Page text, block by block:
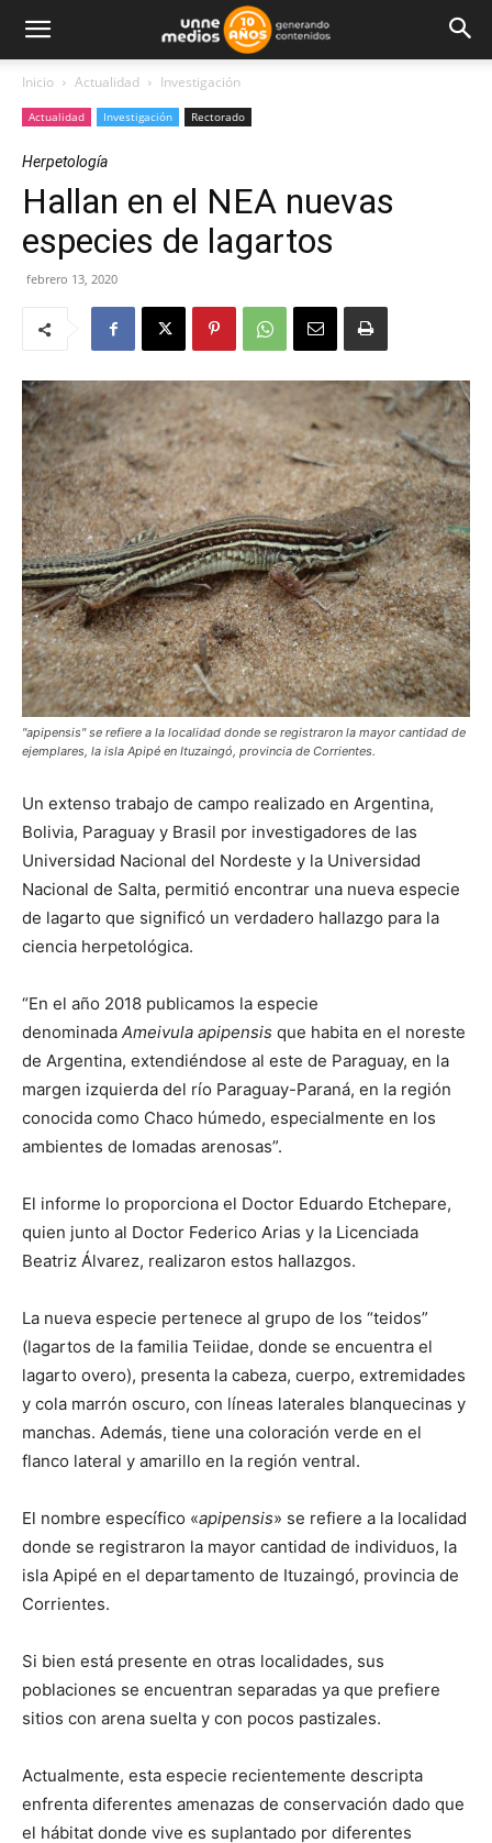
Inicio Actualidad Investigación
Actualidad Investigación Rectorado
Herpetología
Hallan en el NEA nuevas
especies de lagartos
febrero 13, 2020
"apipensis" se refiere a la localidad donde se registraron la mayor cantidad de
ejemplares, la isla Apipé en Ituzaingó, provincia de Corrientes.
Un extenso trabajo de campo realizado en Argentina,
Bolivia, Paraguay y Brasil por investigadores de las
Universidad Nacional del Nordeste y la Universidad
Nacional de Salta, permitió encontrar una nueva especie
de lagarto que significó un verdadero hallazgo para la
ciencia herpetológica.
“En el año 2018 publicamos la especie
denominada Ameivula apipensis que habita en el noreste
de Argentina, extendiéndose al este de Paraguay, en la
margen izquierda del río Paraguay-Paraná, en la región
conocida como Chaco húmedo, especialmente en los
ambientes de lomadas arenosas”.
El informe lo proporciona el Doctor Eduardo Etchepare,
quien junto al Doctor Federico Arias y la Licenciada
Beatriz Álvarez, realizaron estos hallazgos.
La nueva especie pertenece al grupo de los “teidos”
(lagartos de la familia Teiidae, donde se encuentra el
lagarto overo), presenta la cabeza, cuerpo, extremidades
y cola marrón oscuro, con líneas laterales blanquecinas y
manchas. Además, tiene una coloración verde en el
flanco lateral y amarillo en la región ventral.
El nombre específico «apipensis» se refiere a la localidad
donde se registraron la mayor cantidad de individuos, la
isla Apipé en el departamento de Ituzaingó, provincia de
Corrientes.
Si bien está presente en otras localidades, sus
poblaciones se encuentran separadas ya que prefiere
sitios con arena suelta y con pocos pastizales.
Actualmente, esta especie recientemente descripta
enfrenta diferentes amenazas de conservación dado que
el hábitat donde vive es suplantado por diferentes